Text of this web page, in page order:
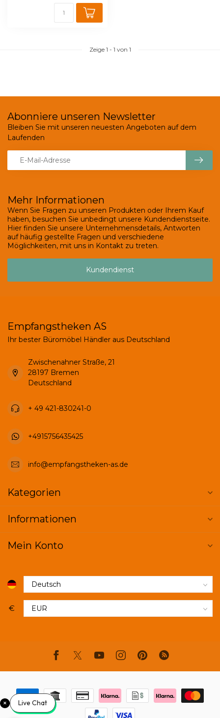
Zeige 1 - 1 von 1
Mehr Informationen
Wenn Sie Fragen zu unseren Produkten oder Ihrem Kauf
haben, besuchen Sie unbedingt unsere Kundendienstseite.
Hier finden Sie unsere Unternehmensdetails, Antworten
auf häufig gestellte Fragen und verschiedene
Möglichkeiten, mit uns in Kontakt zu treten.
Kundendienst
Abonniere unseren Newsletter
Bleiben Sie mit unseren neuesten Angeboten auf dem
Laufenden
Empfangstheken AS
Ihr bester Büromöbel Händler aus Deutschland
Zwischenahner Straße, 21
28197 Bremen
Deutschland
+ 49 421-830241-0
+4915756435425
info@empfangstheken-as.de
Kategorien
Informationen
Mein Konto
€
Live Chat